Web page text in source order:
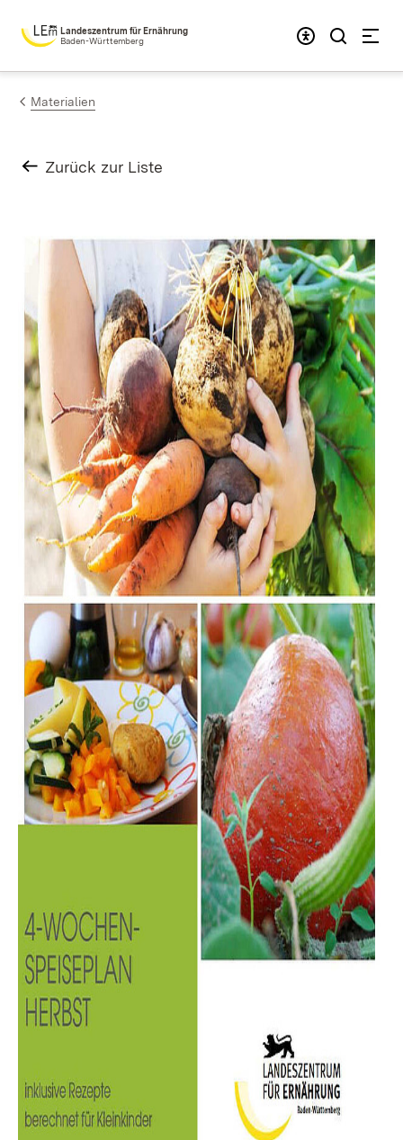
Zum Inhalt springen
Landeszentrum für Ernährung
Baden-Württemberg
Materialien
Zurück zur Liste